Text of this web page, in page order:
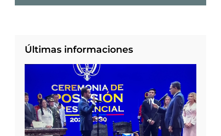
Últimas informaciones